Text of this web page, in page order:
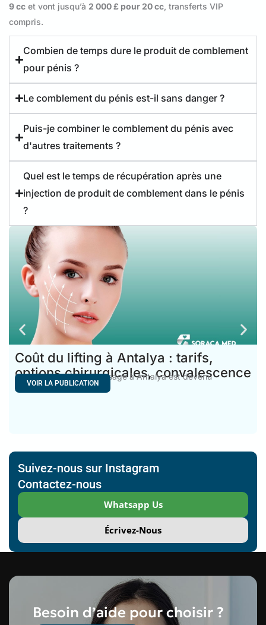
9 cc et vont jusqu’à 2 000 £ pour 20 cc, transferts VIP
compris.
Combien de temps dure le produit de comblement
pour pénis ?
Le comblement du pénis est-il sans danger ?
Puis-je combiner le comblement du pénis avec
d'autres traitements ?
Quel est le temps de récupération après une
injection de produit de comblement dans le pénis
?
Coût du lifting à Antalya : tarifs,
options chirurgicales, convalescence
Le coût d’un lifting du visage à Antalya est devenu
VOIR LA PUBLICATION
Suivez-nous sur Instagram
Contactez-nous
Whatsapp Us
Écrivez-Nous
Besoin d’aide pour choisir ?